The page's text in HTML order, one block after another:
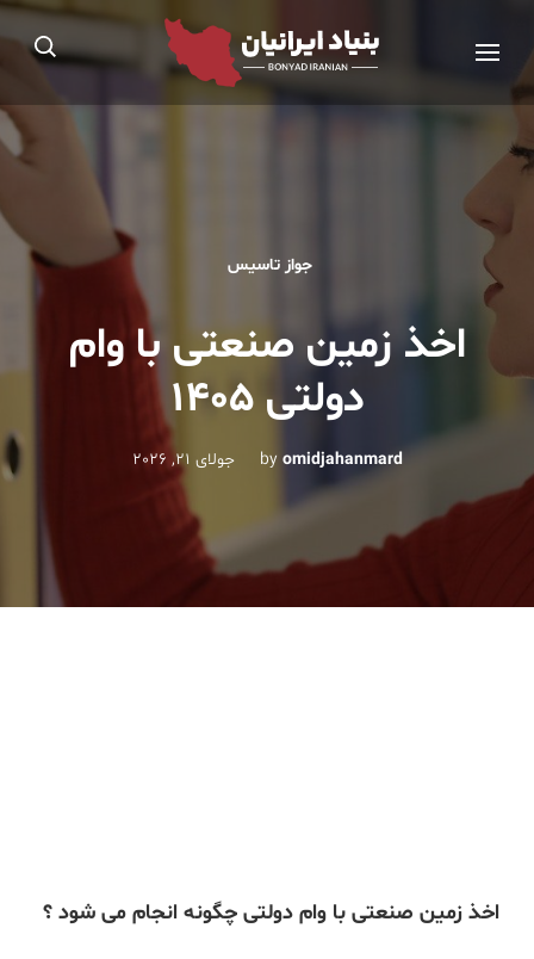
بنیاد ایرانیان®
مجوز رسمی از اداره کار، تعاون و رفاه اجتماعی
جواز تاسیس
اخذ زمین صنعتی با وام
دولتی 1405
byomidjahanmard جولای 21, 2026
اخذ زمین صنعتی با وام دولتی چگونه انجام می شود ؟